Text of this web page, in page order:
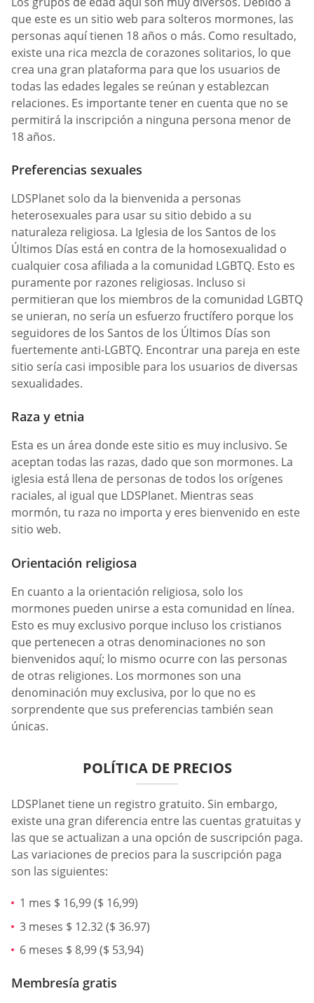
que este es un sitio web para solteros mormones, las
personas aquí tienen 18 años o más. Como resultado,
existe una rica mezcla de corazones solitarios, lo que
crea una gran plataforma para que los usuarios de
todas las edades legales se reúnan y establezcan
relaciones. Es importante tener en cuenta que no se
permitirá la inscripción a ninguna persona menor de
18 años.
Preferencias sexuales
LDSPlanet solo da la bienvenida a personas
heterosexuales para usar su sitio debido a su
naturaleza religiosa. La Iglesia de los Santos de los
Últimos Días está en contra de la homosexualidad o
cualquier cosa afiliada a la comunidad LGBTQ. Esto es
puramente por razones religiosas. Incluso si
permitieran que los miembros de la comunidad LGBTQ
se unieran, no sería un esfuerzo fructífero porque los
seguidores de los Santos de los Últimos Días son
fuertemente anti-LGBTQ. Encontrar una pareja en este
sitio sería casi imposible para los usuarios de diversas
sexualidades.
Raza y etnia
Esta es un área donde este sitio es muy inclusivo. Se
aceptan todas las razas, dado que son mormones. La
iglesia está llena de personas de todos los orígenes
raciales, al igual que LDSPlanet. Mientras seas
mormón, tu raza no importa y eres bienvenido en este
sitio web.
Orientación religiosa
En cuanto a la orientación religiosa, solo los
mormones pueden unirse a esta comunidad en línea.
Esto es muy exclusivo porque incluso los cristianos
que pertenecen a otras denominaciones no son
bienvenidos aquí; lo mismo ocurre con las personas
de otras religiones. Los mormones son una
denominación muy exclusiva, por lo que no es
sorprendente que sus preferencias también sean
únicas.
POLÍTICA DE PRECIOS
LDSPlanet tiene un registro gratuito. Sin embargo,
existe una gran diferencia entre las cuentas gratuitas y
las que se actualizan a una opción de suscripción paga.
Las variaciones de precios para la suscripción paga
son las siguientes:
1 mes $ 16,99 ($ 16,99)
3 meses $ 12.32 ($ 36.97)
6 meses $ 8,99 ($ 53,94)
Membresía gratis